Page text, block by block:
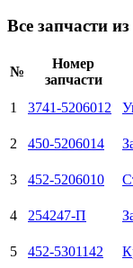
Все запчасти
№
Номер
запчасти
1 3741-5206012
2
450-5206014
3
452-5206010
4
254247-П
5
452-5301142